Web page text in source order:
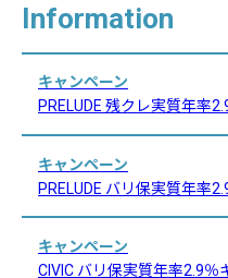
Information
キャンペーン
PRELUDE 残クレ実質年率
キャンペーン
PRELUDE バリ保実質年率
キャンペーン
CIVIC バリ保実質年率2.9％